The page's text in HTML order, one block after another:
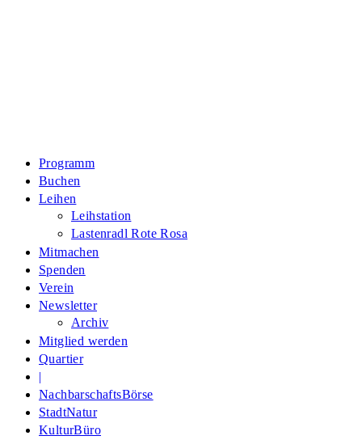
Programm
Buchen
Leihen
Leihstation
Lastenradl Rote Rosa
Mitmachen
Spenden
Verein
Newsletter
Archiv
Mitglied werden
Quartier
|
NachbarschaftsBörse
StadtNatur
KulturBüro